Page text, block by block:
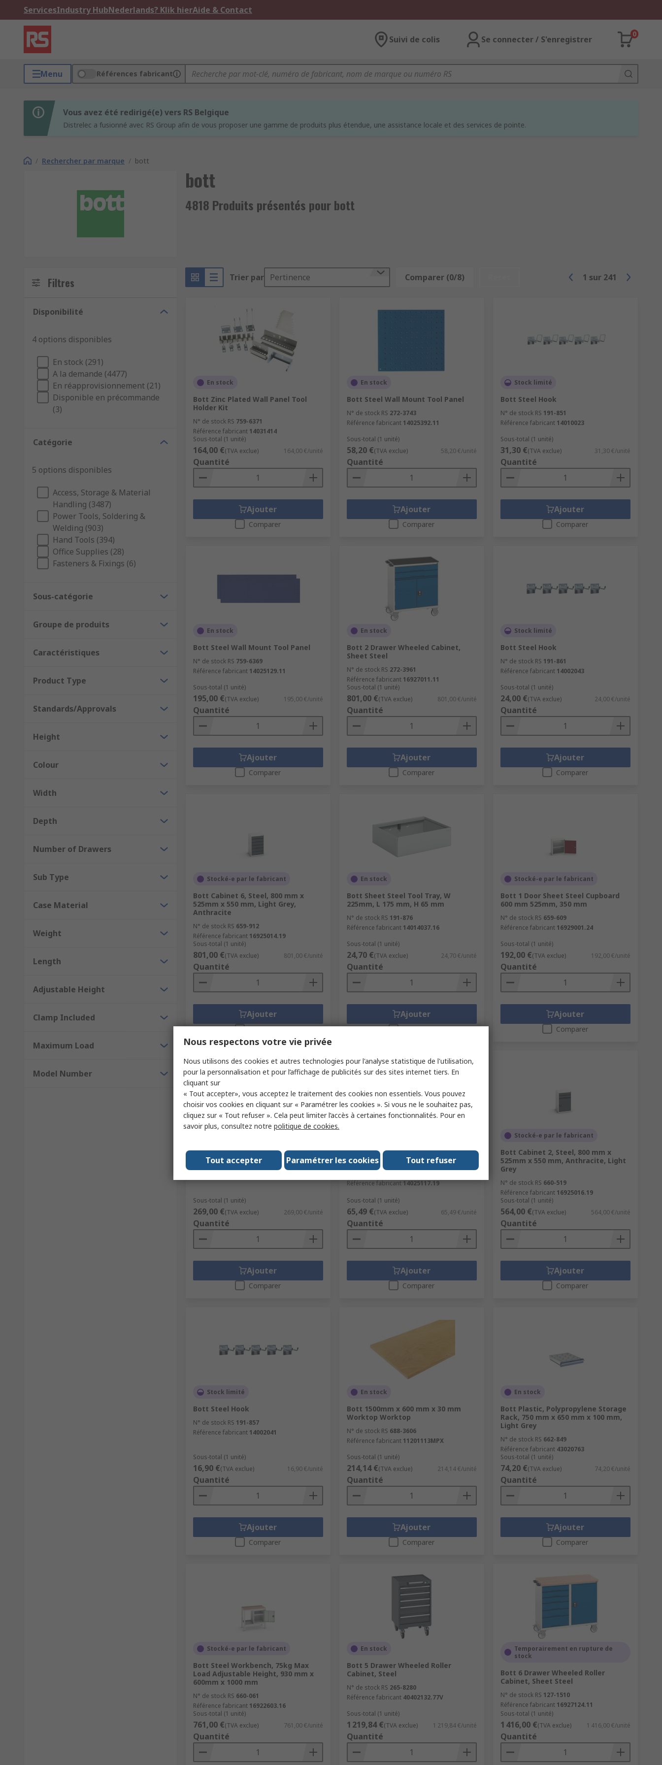
ServicesIndustry HubNederlands? Klik hierAide & Contact
Suivi de colis Se connecter / S'enregistrer
0
Menu Références fabricant
Vous avez été redirigé(e) vers RS Belgique
Distrelec a fusionné avec RS Group afin de vous proposer une gamme de produits plus étendue, une assistance locale et des services de pointe.
/ Rechercher par marque / bott
bott
4818 Produits présentés pour bott
Filtres
Disponibilité
4 options disponibles
En stock (291)
A la demande (4477)
En réapprovisionnement (21)
Disponible en précommande
(3)
Catégorie
5 options disponibles
Access, Storage & Material
Handling (3487)
Power Tools, Soldering &
Welding (903)
Hand Tools (394)
Office Supplies (28)
Fasteners & Fixings (6)
Sous-catégorie
Groupe de produits
Caractéristiques
Product Type
Standards/Approvals
Height
Colour
Width
Depth
Number of Drawers
Sub Type
Case Material
Weight
Length
Adjustable Height
Clamp Included
Maximum Load
Model Number
Trier par Pertinence Comparer (0/8) 1 sur 241
En stock
Bott Zinc Plated Wall Panel Tool
Holder Kit
N° de stock RS 759-6371
Référence fabricant 14031414
Sous-total (1 unité)
164,00 €(TVA exclue) 164,00 €/unité
Quantité
Ajouter
Comparer
En stock
Bott Steel Wall Mount Tool Panel
N° de stock RS 272-3743
Référence fabricant 14025392.11
Sous-total (1 unité)
58,20 €(TVA exclue) 58,20 €/unité
Quantité
Ajouter
Comparer
Stock limité
Bott Steel Hook
N° de stock RS 191-851
Référence fabricant 14010023
Sous-total (1 unité)
31,30 €(TVA exclue) 31,30 €/unité
Quantité
Ajouter
Comparer
En stock
Bott Steel Wall Mount Tool Panel
N° de stock RS 759-6369
Référence fabricant 14025129.11
Sous-total (1 unité)
195,00 €(TVA exclue) 195,00 €/unité
Quantité
Ajouter
Comparer
En stock
Bott 2 Drawer Wheeled Cabinet,
Sheet Steel
N° de stock RS 272-3961
Référence fabricant 16927011.11
Sous-total (1 unité)
801,00 €(TVA exclue) 801,00 €/unité
Quantité
Ajouter
Comparer
Stock limité
Bott Steel Hook
N° de stock RS 191-861
Référence fabricant 14002043
Sous-total (1 unité)
24,00 €(TVA exclue) 24,00 €/unité
Quantité
Ajouter
Comparer
Stocké-e par le fabricant
Bott Cabinet 6, Steel, 800 mm x
525mm x 550 mm, Light Grey,
Anthracite
N° de stock RS 659-912
Référence fabricant 16925014.19
Sous-total (1 unité)
801,00 €(TVA exclue) 801,00 €/unité
Quantité
Ajouter
Comparer
En stock
Bott Sheet Steel Tool Tray, W
225mm, L 175 mm, H 65 mm
N° de stock RS 191-876
Référence fabricant 14014037.16
Sous-total (1 unité)
24,70 €(TVA exclue) 24,70 €/unité
Quantité
Ajouter
Comparer
Stocké-e par le fabricant
Bott 1 Door Sheet Steel Cupboard
600 mm 525mm, 350 mm
N° de stock RS 659-609
Référence fabricant 16929001.24
Sous-total (1 unité)
192,00 €(TVA exclue) 192,00 €/unité
Quantité
Ajouter
Comparer
Bott Steel Wall Panel Tool Holder Kit
N° de stock RS 759-6375
Sous-total (1 unité)
269,00 €(TVA exclue) 269,00 €/unité
Quantité
Ajouter
Comparer
Bott Steel Wall Mount Tool Panel
Référence fabricant 14025117.19
Sous-total (1 unité)
65,49 €(TVA exclue) 65,49 €/unité
Quantité
Ajouter
Comparer
Stocké-e par le fabricant
Bott Cabinet 2, Steel, 800 mm x
525mm x 550 mm, Anthracite, Light
Grey
N° de stock RS 660-519
Référence fabricant 16925016.19
Sous-total (1 unité)
564,00 €(TVA exclue) 564,00 €/unité
Quantité
Ajouter
Comparer
Stock limité
Bott Steel Hook
N° de stock RS 191-857
Référence fabricant 14002041
Sous-total (1 unité)
16,90 €(TVA exclue) 16,90 €/unité
Quantité
Ajouter
Comparer
En stock
Bott 1500mm x 600 mm x 30 mm
Worktop Worktop
N° de stock RS 688-3606
Référence fabricant 11201113MPX
Sous-total (1 unité)
214,14 €(TVA exclue) 214,14 €/unité
Quantité
Ajouter
Comparer
En stock
Bott Plastic, Polypropylene Storage
Rack, 750 mm x 650 mm x 100 mm,
Light Grey
N° de stock RS 662-849
Référence fabricant 43020763
Sous-total (1 unité)
74,20 €(TVA exclue) 74,20 €/unité
Quantité
Ajouter
Comparer
Stocké-e par le fabricant
Bott Steel Workbench, 75kg Max
Load Adjustable Height, 930 mm x
600mm x 1000 mm
N° de stock RS 660-061
Référence fabricant 16922603.16
Sous-total (1 unité)
761,00 €(TVA exclue) 761,00 €/unité
Quantité
En stock
Bott 5 Drawer Wheeled Roller
Cabinet, Steel
N° de stock RS 265-8280
Référence fabricant 40402132.77V
Sous-total (1 unité)
1 219,84 €(TVA exclue) 1 219,84 €/unité
Quantité
Temporairement en rupture de
stock
Bott 6 Drawer Wheeled Roller
Cabinet, Sheet Steel
N° de stock RS 127-1510
Référence fabricant 16927124.11
Sous-total (1 unité)
1 416,00 €(TVA exclue) 1 416,00 €/unité
Quantité
Nous respectons votre vie privée
Nous utilisons des cookies et autres technologies pour l'analyse statistique de l'utilisation,
pour la personnalisation et pour l’affichage de publicités sur des sites internet tiers. En
cliquant sur
« Tout accepter», vous acceptez le traitement des cookies non essentiels. Vous pouvez
choisir vos cookies en cliquant sur « Paramétrer les cookies ». Si vous ne le souhaitez pas,
cliquez sur « Tout refuser ». Cela peut limiter l’accès à certaines fonctionnalités. Pour en
savoir plus, consultez notre politique de cookies.
Tout accepter Paramétrer les cookies Tout refuser